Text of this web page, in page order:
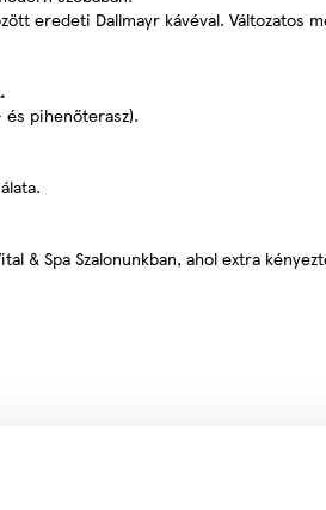
eredeti Dallmayr kávéval. Változatos
pihenőterasz).
& Spa Szalonunkban, ahol extra